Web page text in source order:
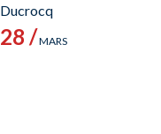
Ducrocq
28 /MARS